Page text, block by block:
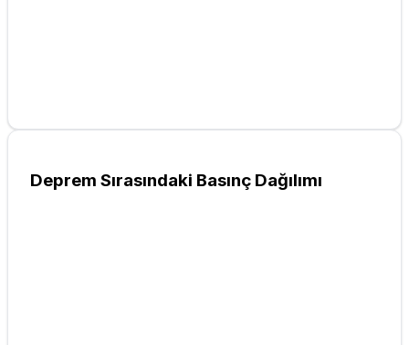
Deprem Sırasındaki Basınç Dağılımı